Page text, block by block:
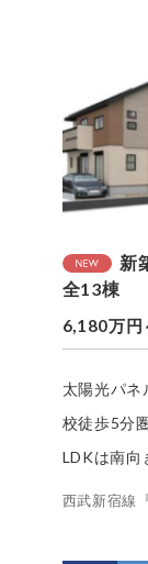
新
全13棟
6,180万円
太陽光パ
校徒歩5分
LDKは南向
西武新宿線